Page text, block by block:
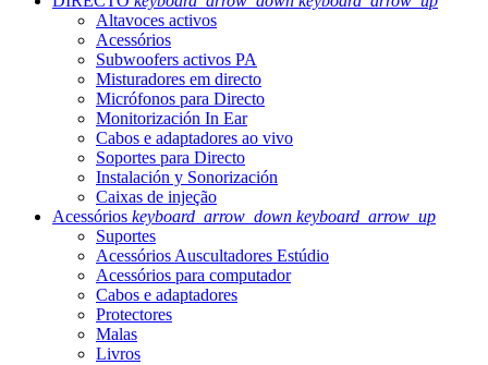
Altavoces activos
Acessórios
Subwoofers activos PA
Misturadores em directo
Micrófonos para Directo
Monitorización In Ear
Cabos e adaptadores ao vivo
Soportes para Directo
Instalación y Sonorización
Caixas de injeção
Acessórios keyboard_arrow_down keyboard_arrow_up
Suportes
Acessórios Auscultadores Estúdio
Acessórios para computador
Cabos e adaptadores
Protectores
Malas
Livros